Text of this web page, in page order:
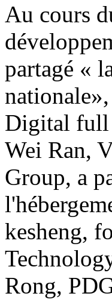
Au cours
partagé «
Digital full
Wei Ran,
Group, a
kesheng,
Rong,